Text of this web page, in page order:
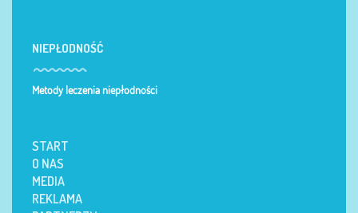
NIEPŁODNOŚĆ
Metody leczenia niepłodności
START
O NAS
MEDIA
REKLAMA